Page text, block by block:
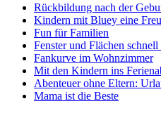
Rückbildung nach der
Kindern mit Bluey eine
Fun für Familien
Fenster und Flächen
Fankurve im Wohnzimmer
Mit den Kindern ins
Abenteuer ohne Eltern:
Mama ist die Beste